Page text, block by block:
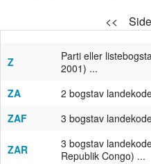
<<
Z
Parti eller
2001) ...
ZA
2 bogstav
ZAF
3 bogstav
ZAR
3 bogstav
Republik Congo) ...